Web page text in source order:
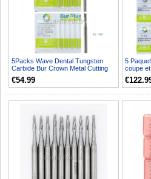
5Packs Wave Dental Tungsten
Carbide Bur Crown Metal Cutting
Straight Fissure 195...
€54.99
5
coupe
7004